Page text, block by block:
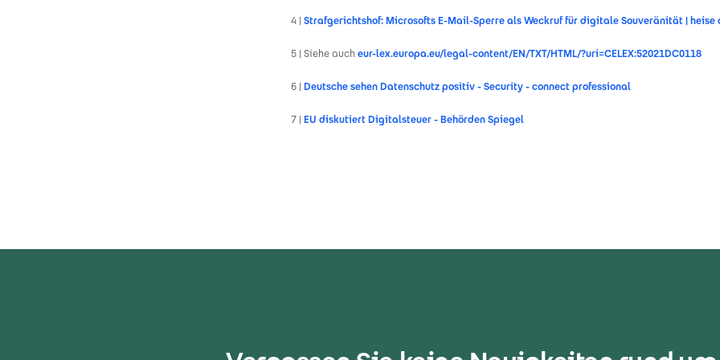
4 | Strafgerichtshof: Microsofts E-Mail-Sperre als Weckruf für digitale Souveränität | heise
5 | Siehe auch eur-lex.europa.eu/legal-content/EN/TXT/HTML/?uri=CELEX:52021DC0118
6 | Deutsche sehen Datenschutz positiv - Security - connect professional
7 | EU diskutiert Digitalsteuer - Behörden Spiegel